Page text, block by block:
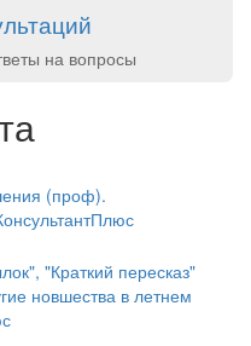
на вопросы
(проф).
"Краткий пересказ"
новшества в летнем